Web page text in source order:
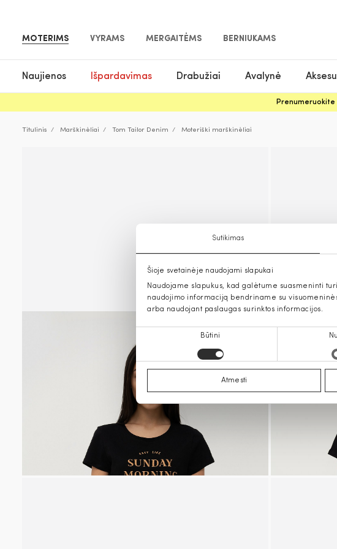
Sutikimas
Šioje svetainėje naudojami slapukai
Naudojame slapukus, kad galėtume suasmeninti
naudojimo informaciją bendriname su
arba naudojant paslaugas surinktos informacijos.
Būtini
Atmesti
MOTERIMS VYRAMS MERGAITĖMS BERNIUKAMS
Naujienos Išpardavimas Drabužiai Avalynė
Titulinis Marškinėliai Tom Tailor Denim Moteriški marškinėliai